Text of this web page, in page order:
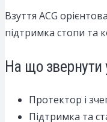
Взуття ACG
підтримка стопи та
На що звернути
Протектор і
Підтримка та